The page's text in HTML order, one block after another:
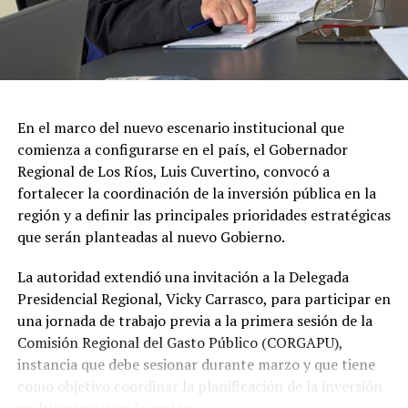
experiencia se extiende tanto al sector público como
privado, así como a la docencia universitaria.
En tanto, Rafael Foradori asumirá la Seremi de
Empresas, ha desarrollado su carrera en el ámbito
público regional, destacando su rol como director
regional del Sence en Los Ríos y su actual función como
concejal de Valdivia, junto con su trabajo en áreas de
innovación, emprendimiento y desarrollo productivo.
avanzando en la instalación del gabinete regional,
integrando profesionales con experiencia en áreas clave
para impulsar la gestión pública y el desarrollo en la
Región de Los Ríos.
Post Views: 87
En el marco del nuevo escenario institucional que
comienza a configurarse en el país, el Gobernador
Regional de Los Ríos, Luis Cuvertino, convocó a
fortalecer la coordinación de la inversión pública en la
región y a definir las principales prioridades estratégicas
que serán planteadas al nuevo Gobierno.
La autoridad extendió una invitación a la Delegada
Presidencial Regional, Vicky Carrasco, para participar en
una jornada de trabajo previa a la primera sesión de la
Comisión Regional del Gasto Público (CORGAPU),
instancia que debe sesionar durante marzo y que tiene
como objetivo coordinar la planificación de la inversión